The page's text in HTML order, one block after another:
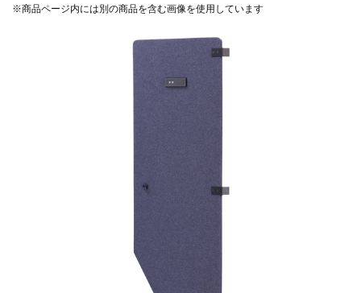
※商品ページ内には別の商品を含む画像を使用しています